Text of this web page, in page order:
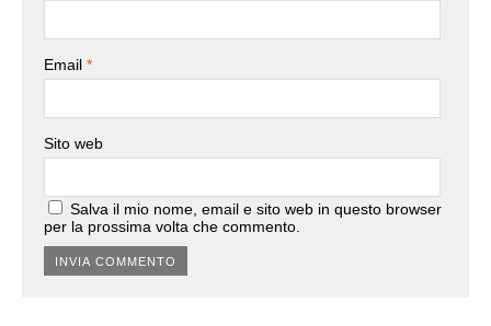
Email *
Sito web
Salva il mio nome, email e sito web in questo browser
per la prossima volta che commento.